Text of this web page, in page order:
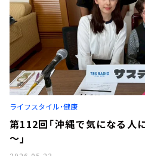
ライフスタイル・健康
第112回「沖縄で気になる
～」